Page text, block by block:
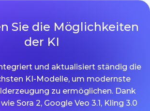
Sie die Möglichkeiten
der KI
und aktualisiert ständig die
KI-Modelle, um modernste
zu ermöglichen. Dank
Sora 2, Google Veo 3.1, Kling 3.0